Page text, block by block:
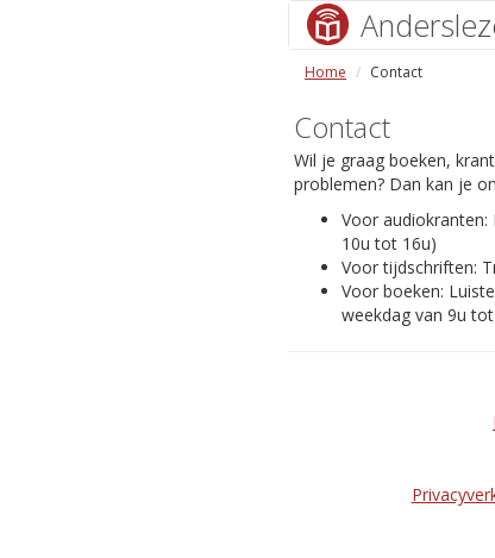
Home Contact
Contact
Wil je graag boeken,
problemen? Dan kan je
Voor audiokranten:
10u tot 16u)
Voor tijdschriften:
Voor boeken:
weekdag van 9u